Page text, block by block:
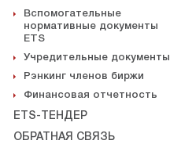
Вспомогательные
нормативные документы
ETS
Учредительные документы
Рэнкинг членов биржи
Финансовая отчетность
ETS-ТЕНДЕР
ОБРАТНАЯ СВЯЗЬ